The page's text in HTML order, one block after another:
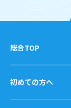
総合TOP
初めての方へ